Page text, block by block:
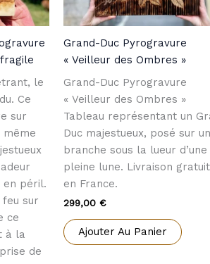
le
Ce
sur
même
en péril.
feu sur
ce
à la
de
Grand-Duc Pyrogravure
« Veilleur des Ombres »
Grand-Duc Pyrogravure
« Veilleur des Ombres »
Tableau représentant un
Duc majestueux, posé sur
branche sous la lueur d’une
pleine lune. Livraison
en France.
299,00€
Ajouter Au Panier